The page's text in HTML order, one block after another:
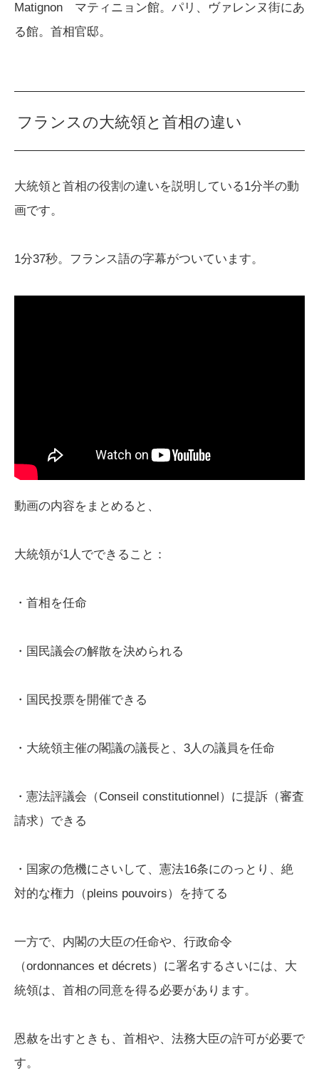
Matignon マティニョン館。パリ、ヴァレンヌ街にあ
る館。首相官邸。
フランスの大統領と首相の違い
大統領と首相の役割の違いを説明している1分半の動
画です。
1分37秒。フランス語の字幕がついています。
動画の内容をまとめると、
大統領が1人でできること：
・首相を任命
・国民議会の解散を決められる
・国民投票を開催できる
・大統領主催の閣議の議長と、3人の議員を任命
・憲法評議会（Conseil constitutionnel）に提訴（審査
請求）できる
・国家の危機にさいして、憲法16条にのっとり、絶
対的な権力（pleins pouvoirs）を持てる
一方で、内閣の大臣の任命や、行政命令
（ordonnances et décrets）に署名するさいには、大
統領は、首相の同意を得る必要があります。
恩赦を出すときも、首相や、法務大臣の許可が必要で
す。